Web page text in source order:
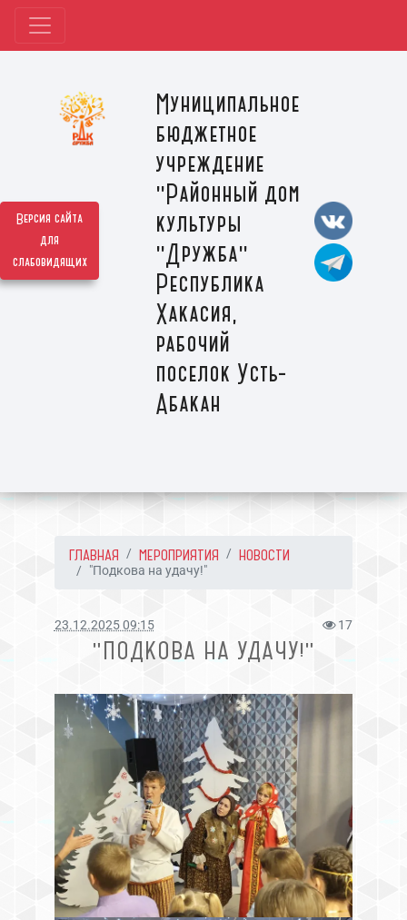
Версия сайта
для
слабовидящих
Муниципальное
бюджетное
учреждение
"Районный дом
культуры
"Дружба"
Республика
Хакасия,
рабочий
поселок Усть-
Абакан
ГЛАВНАЯ МЕРОПРИЯТИЯ НОВОСТИ
"Подкова на удачу!"
23.12.2025 09:15 17
"ПОДКОВА НА УДАЧУ!"